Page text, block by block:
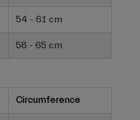
54 - 61 cm
58 - 65 cm
Circumference